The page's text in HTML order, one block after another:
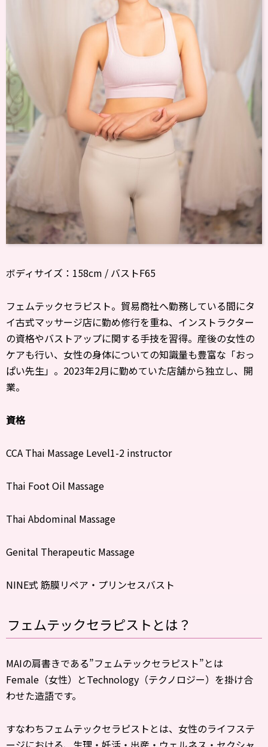
ボディサイズ：158cm / バストF65
フェムテックセラピスト。貿易商社へ勤務している間にタ
イ古式マッサージ店に勤め修行を重ね、インストラクター
の資格やバストアップに関する手技を習得。産後の女性の
ケアも行い、女性の身体についての知識量も豊富な「おっ
ぱい先生」。2023年2月に勤めていた店舗から独立し、開
業。
資格
CCA Thai Massage Level1-2 instructor
Thai Foot Oil Massage
Thai Abdominal Massage
Genital Therapeutic Massage
NINE式 筋膜リペア・プリンセスバスト
フェムテックセラピストとは？
MAIの肩書きである”フェムテックセラピスト”とは
Female（女性）とTechnology（テクノロジー）を掛け合
わせた造語です。
すなわちフェムテックセラピストとは、女性のライフステ